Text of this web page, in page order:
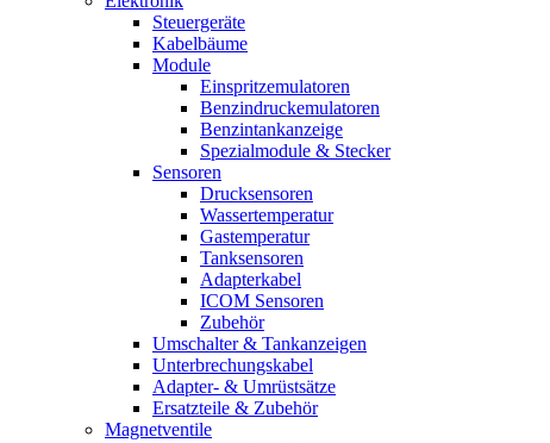
Steuergeräte
Kabelbäume
Module
Einspritzemulatoren
Benzindruckemulatoren
Benzintankanzeige
Spezialmodule & Stecker
Sensoren
Drucksensoren
Wassertemperatur
Gastemperatur
Tanksensoren
Adapterkabel
ICOM Sensoren
Zubehör
Umschalter & Tankanzeigen
Unterbrechungskabel
Adapter- & Umrüstsätze
Ersatzteile & Zubehör
Magnetventile